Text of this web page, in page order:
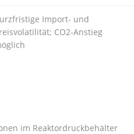
Import- und
CO2-Anstieg
im Reaktordruckbehälter